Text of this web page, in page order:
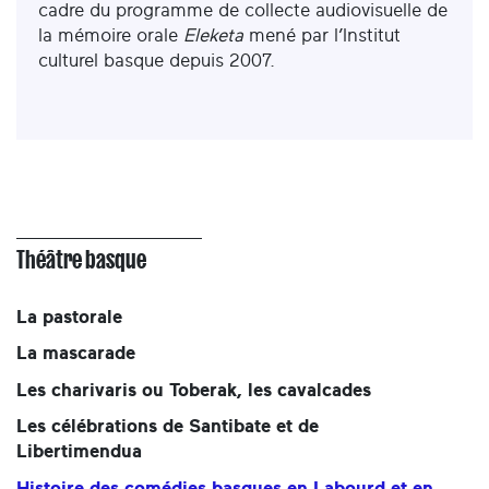
cadre du programme de collecte audiovisuelle de
la mémoire orale Eleketa mené par l’Institut
culturel basque depuis 2007.
Théâtre basque
La pastorale
La mascarade
Les charivaris ou Toberak, les cavalcades
Les célébrations de Santibate et de
Libertimendua